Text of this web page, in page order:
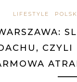
LIFESTYLE
CZYLI